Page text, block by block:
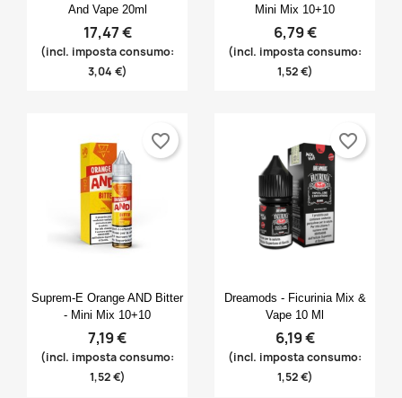
And Vape 20ml
17,47 €
(incl. imposta consumo:
3,04 €)
Mini Mix 10+10
6,79 €
(incl. imposta consumo:
1,52 €)
Anteprima
Suprem-E Orange AND Bitter
- Mini Mix 10+10
7,19 €
(incl. imposta consumo:
1,52 €)
favorite_border
Anteprima
Dreamods - Ficurinia Mix &
Vape 10 Ml
6,19 €
(incl. imposta consumo:
1,52 €)
favorite_border